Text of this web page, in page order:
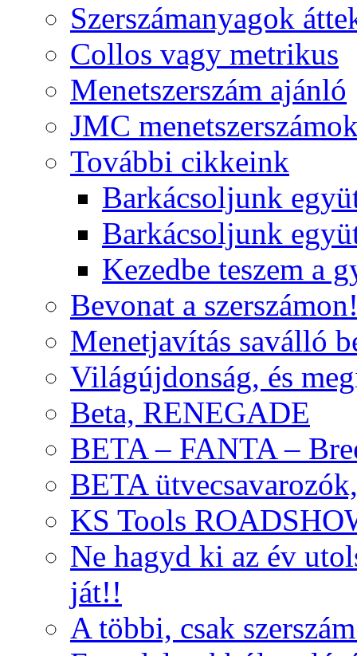
Szerszámanyagok
Collos vagy metrikus
Menetszerszám ajánló
JMC
További cikkeink
Barkácsoljunk
Barkácsoljunk
Kezedbe teszem a
Bevonat a
Menetjavítás saválló
Világújdonság, és
Beta, RENEGADE
BETA – FANTA –
BETA
KS Tools
Ne hagyd ki az év
ját!!
A többi, csak